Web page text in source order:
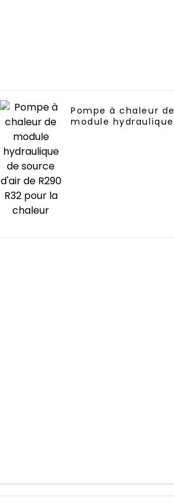
Pompe à chaleur de
module hydraulique